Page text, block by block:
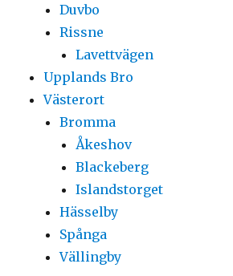
Duvbo
Rissne
Lavettvägen
Upplands Bro
Västerort
Bromma
Åkeshov
Blackeberg
Islandstorget
Hässelby
Spånga
Vällingby